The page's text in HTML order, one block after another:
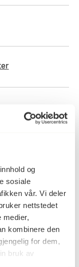
og
sosiale
vår. Vi deler
nettstedet
kombinere den
for dem,
bruk av